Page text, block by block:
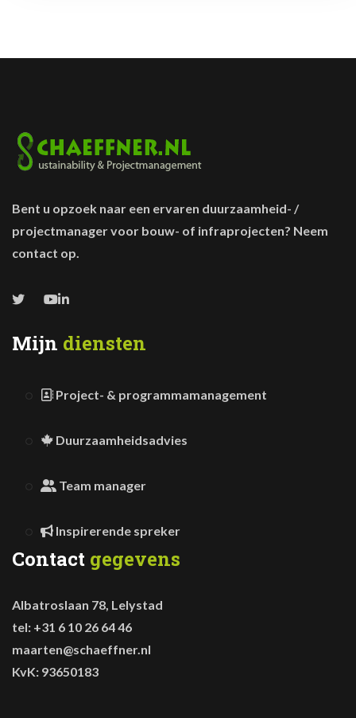
Bent u opzoek naar een ervaren duurzaamheid- /
projectmanager voor bouw- of infraprojecten? Neem
contact op.
Mijn diensten
Project- & programmamanagement
Duurzaamheidsadvies
Team manager
Inspirerende spreker
Contact gegevens
Albatroslaan 78, Lelystad
tel: +31 6 10 26 64 46
maarten@schaeffner.nl
KvK: 93650183